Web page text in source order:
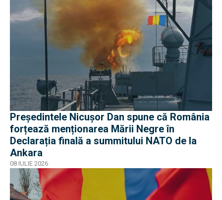
Președintele Nicușor Dan spune că România
forțează menționarea Mării Negre în
Declarația finală a summitului NATO de la
Ankara
08 IULIE 2026